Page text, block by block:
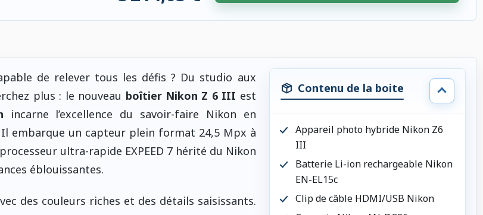
de relever tous les défis ? Du studio aux
plus : le nouveau boîtier Nikon Z 6 III est
incarne l’excellence du savoir-faire Nikon en
embarque un capteur plein format 24,5 Mpx à
ultra-rapide EXPEED 7 hérité du Nikon
éblouissantes.
des couleurs riches et des détails saisissants.
Contenu de la boite
Appareil photo hybride Nikon Z6
III
Batterie Li-ion rechargeable Nikon
EN-EL15c
Clip de câble HDMI/USB Nikon